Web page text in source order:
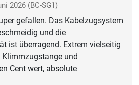
2026 (BC-SG1)
gefallen. Das Kabelzugsystem
und die
ist überragend. Extrem vielseitig
Klimmzugstange und
Cent wert, absolute